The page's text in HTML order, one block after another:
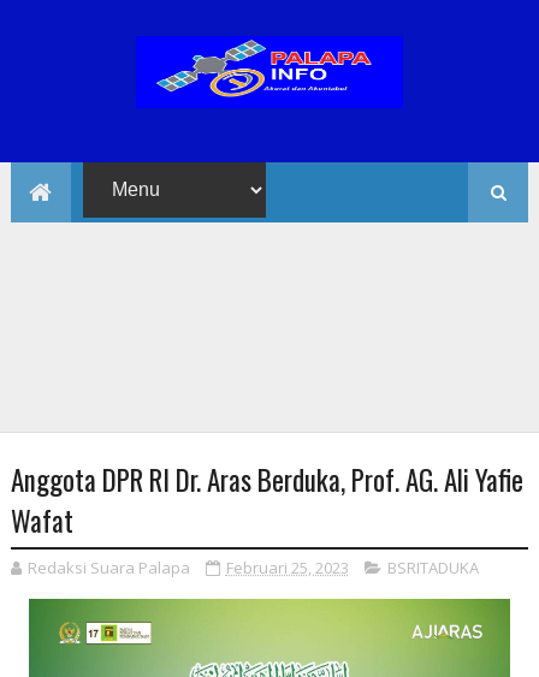
Anggota DPR RI Dr. Aras Berduka, Prof. AG. Ali Yafie
Wafat
Redaksi Suara Palapa Februari 25, 2023 BSRITADUKA